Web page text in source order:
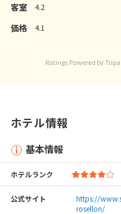
客室 4.2
価格 4.1
Ratings Powered by
ホテル情報
基本情報
ホテルランク
公式サイト
https://
rosellon/